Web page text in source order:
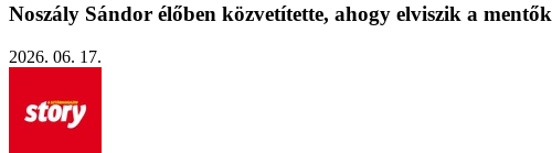
Noszály Sándor élőben közvetítette, ahogy elviszik a mentők
2026. 06. 17.